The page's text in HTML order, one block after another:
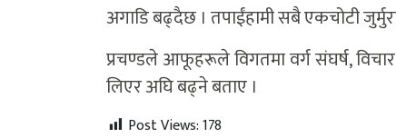
अगाडि बढ्दैछ । तपाईंहामी सबै एकचोटी
प्रचण्डले आफूहरूले विगतमा वर्ग संघर्ष,
लिएर अघि बढ्ने बताए ।
Post Views:178